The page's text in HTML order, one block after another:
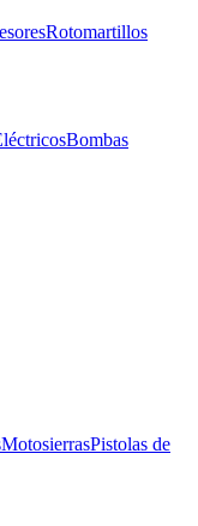
Rotomartillos
Bombas
MotosierrasPistolas de